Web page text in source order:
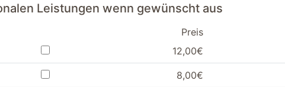
Leistungen wenn gewünscht aus
Preis
12,00€
8,00€